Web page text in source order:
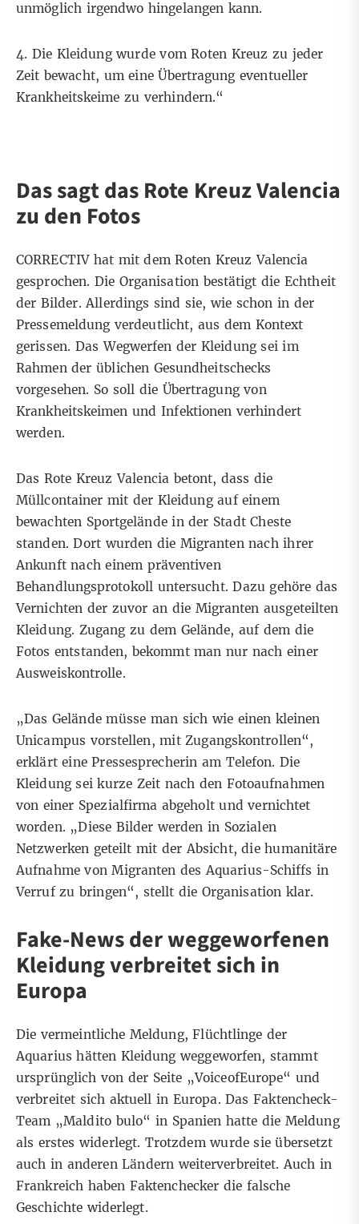
unmöglich irgendwo hingelangen kann.
4. Die Kleidung wurde vom Roten Kreuz zu jeder
Zeit bewacht, um eine Übertragung eventueller
Krankheitskeime zu verhindern.“
Das sagt das Rote Kreuz Valencia
zu den Fotos
CORRECTIV hat mit dem Roten Kreuz Valencia
gesprochen. Die Organisation bestätigt die Echtheit
der Bilder. Allerdings sind sie, wie schon in der
Pressemeldung verdeutlicht, aus dem Kontext
gerissen. Das Wegwerfen der Kleidung sei im
Rahmen der üblichen Gesundheitschecks
vorgesehen. So soll die Übertragung von
Krankheitskeimen und Infektionen verhindert
werden.
Das Rote Kreuz Valencia betont, dass die
Müllcontainer mit der Kleidung auf einem
bewachten Sportgelände in der Stadt Cheste
standen. Dort wurden die Migranten nach ihrer
Ankunft nach einem präventiven
Behandlungsprotokoll untersucht. Dazu gehöre das
Vernichten der zuvor an die Migranten ausgeteilten
Kleidung. Zugang zu dem Gelände, auf dem die
Fotos entstanden, bekommt man nur nach einer
Ausweiskontrolle.
„Das Gelände müsse man sich wie einen kleinen
Unicampus vorstellen, mit Zugangskontrollen“,
erklärt eine Pressesprecherin am Telefon. Die
Kleidung sei kurze Zeit nach den Fotoaufnahmen
von einer Spezialfirma abgeholt und vernichtet
worden. „Diese Bilder werden in Sozialen
Netzwerken geteilt mit der Absicht, die humanitäre
Aufnahme von Migranten des Aquarius-Schiffs in
Verruf zu bringen“, stellt die Organisation klar.
Fake-News der weggeworfenen
Kleidung verbreitet sich in
Europa
Die vermeintliche Meldung, Flüchtlinge der
Aquarius hätten Kleidung weggeworfen, stammt
ursprünglich von der Seite „VoiceofEurope“ und
verbreitet sich aktuell in Europa. Das Faktencheck-
Team „Maldito bulo“ in Spanien hatte die Meldung
als erstes widerlegt. Trotzdem wurde sie übersetzt
auch in anderen Ländern weiterverbreitet. Auch in
Frankreich haben Faktenchecker die falsche
Geschichte widerlegt.